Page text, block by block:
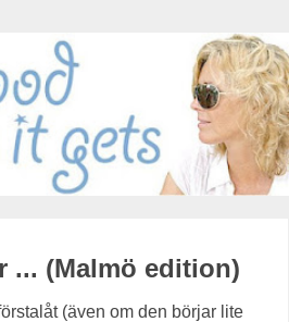
... (Malmö edition)
(även om den börjar lite